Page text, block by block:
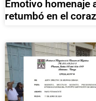
Emotivo homenaje
retumbó en el